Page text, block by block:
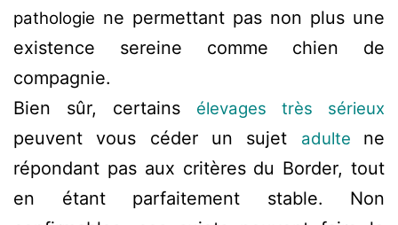
pathologie ne permettant pas non plus une
existence sereine comme chien de
compagnie.
Bien sûr, certains élevages très sérieux
peuvent vous céder un sujet adulte ne
répondant pas aux critères du Border, tout
en étant parfaitement stable. Non